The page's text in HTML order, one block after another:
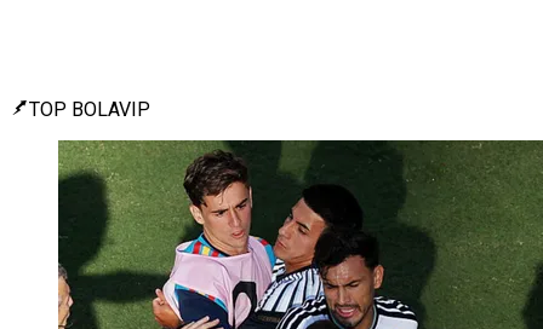
TOP BOLAVIP